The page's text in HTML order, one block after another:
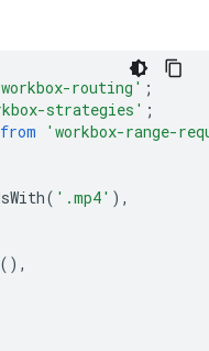
routing' ;
strategies' ;
from 'workbox-range-
( '.mp4' ),
(),